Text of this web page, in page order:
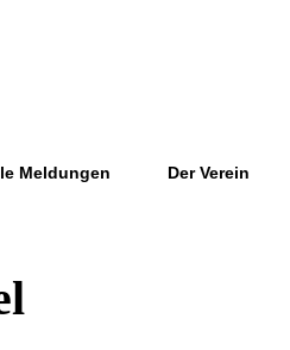
Meldungen Der Verein